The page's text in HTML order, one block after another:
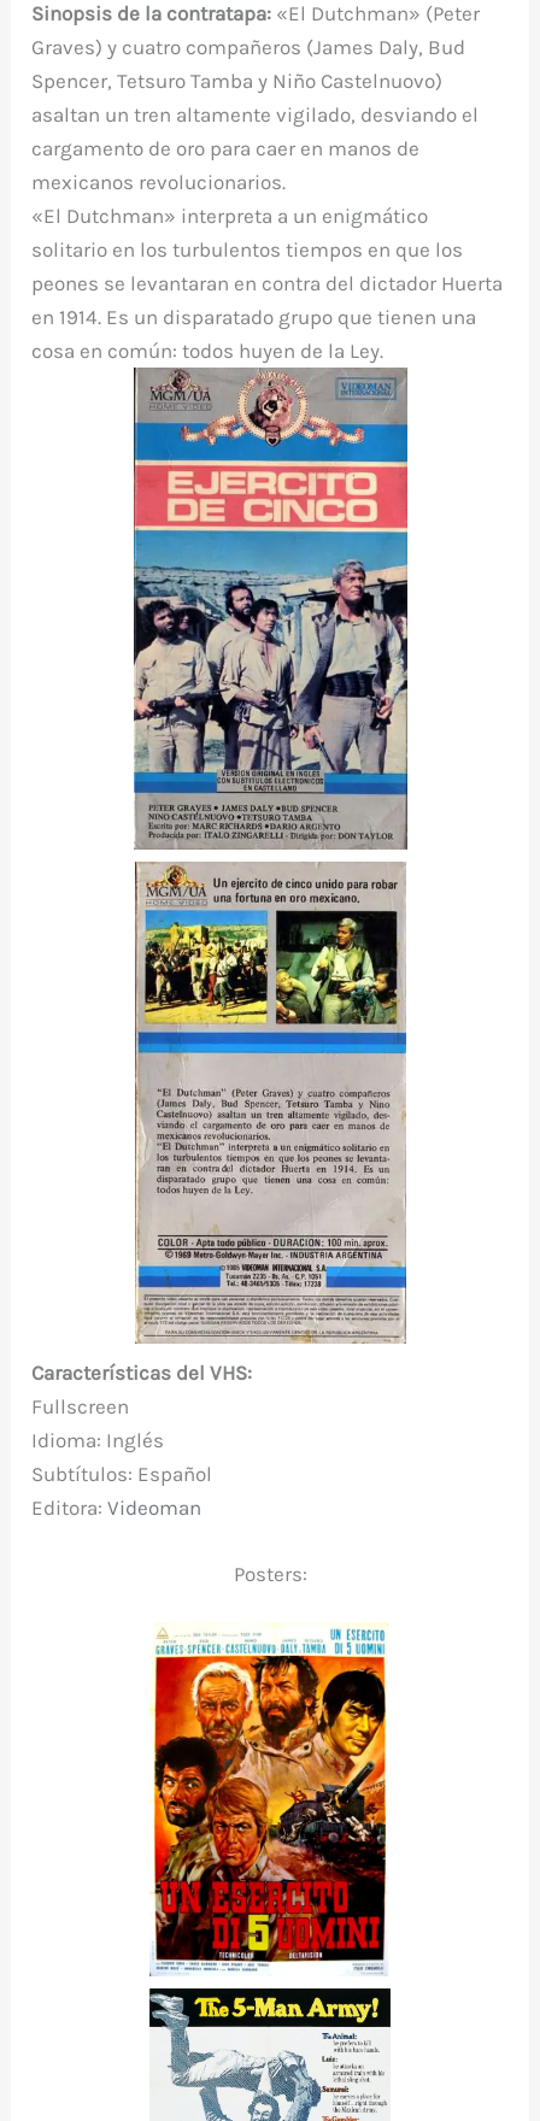
Sinopsis de la contratapa: «El Dutchman» (Peter
Graves) y cuatro compañeros (James Daly, Bud
Spencer, Tetsuro Tamba y Niño Castelnuovo)
asaltan un tren altamente vigilado, desviando el
cargamento de oro para caer en manos de
mexicanos revolucionarios.
«El Dutchman» interpreta a un enigmático
solitario en los turbulentos tiempos en que los
peones se levantaran en contra del dictador Huerta
en 1914. Es un disparatado grupo que tienen una
cosa en común: todos huyen de la Ley.
Características del VHS:
Fullscreen
Idioma: Inglés
Subtítulos: Español
Editora:Videoman
Posters: